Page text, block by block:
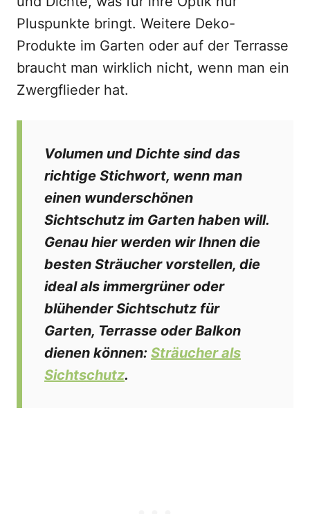
Pluspunkte bringt. Weitere Deko-
Produkte im Garten oder auf der Terrasse
braucht man wirklich nicht, wenn man ein
Zwergflieder hat.
Volumen und Dichte sind das
richtige Stichwort, wenn man
einen wunderschönen
Sichtschutz im Garten haben will.
Genau hier werden wir Ihnen die
besten Sträucher vorstellen, die
ideal als immergrüner oder
blühender Sichtschutz für
Garten, Terrasse oder Balkon
dienen können: Sträucher als
Sichtschutz.